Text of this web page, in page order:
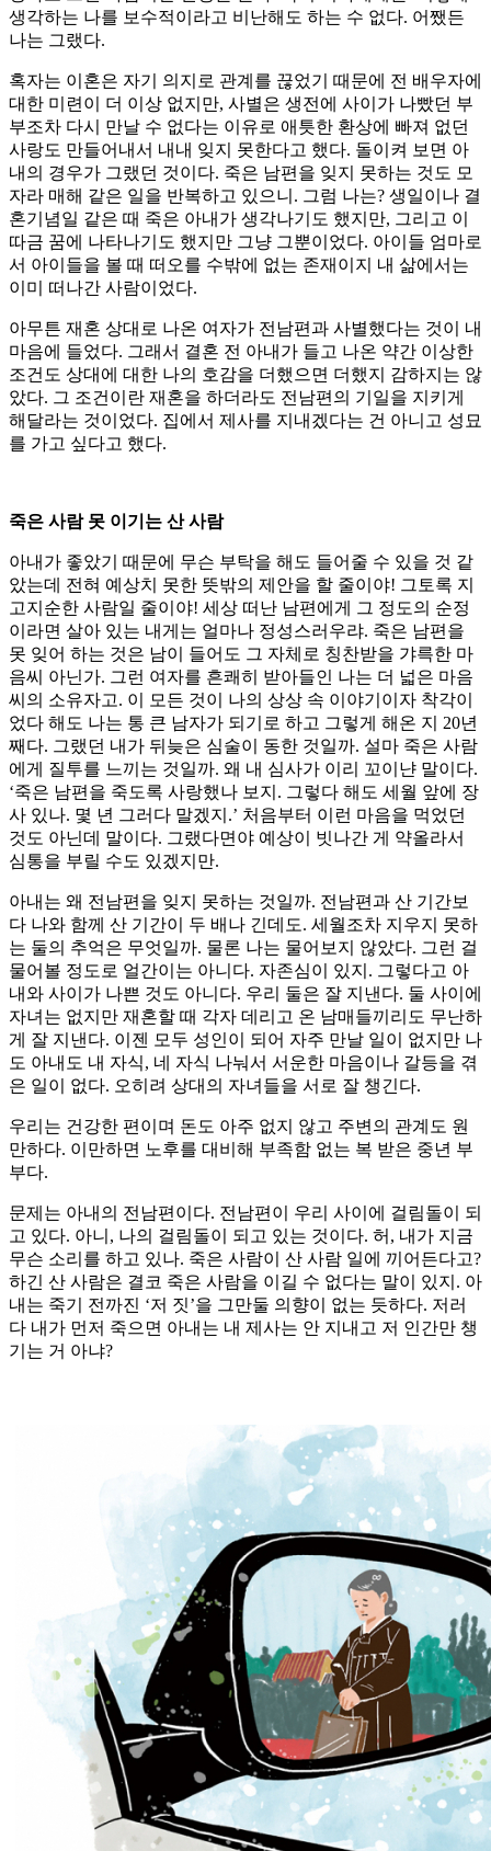
생각하는 나를 보수적이라고 비난해도 하는 수 없다. 어쨌든
나는 그랬다.
혹자는 이혼은 자기 의지로 관계를 끊었기 때문에 전 배우자에
대한 미련이 더 이상 없지만, 사별은 생전에 사이가 나빴던 부
부조차 다시 만날 수 없다는 이유로 애틋한 환상에 빠져 없던
사랑도 만들어내서 내내 잊지 못한다고 했다. 돌이켜 보면 아
내의 경우가 그랬던 것이다. 죽은 남편을 잊지 못하는 것도 모
자라 매해 같은 일을 반복하고 있으니. 그럼 나는? 생일이나 결
혼기념일 같은 때 죽은 아내가 생각나기도 했지만, 그리고 이
따금 꿈에 나타나기도 했지만 그냥 그뿐이었다. 아이들 엄마로
서 아이들을 볼 때 떠오를 수밖에 없는 존재이지 내 삶에서는
이미 떠나간 사람이었다.
아무튼 재혼 상대로 나온 여자가 전남편과 사별했다는 것이 내
마음에 들었다. 그래서 결혼 전 아내가 들고 나온 약간 이상한
조건도 상대에 대한 나의 호감을 더했으면 더했지 감하지는 않
았다. 그 조건이란 재혼을 하더라도 전남편의 기일을 지키게
해달라는 것이었다. 집에서 제사를 지내겠다는 건 아니고 성묘
를 가고 싶다고 했다.
죽은 사람 못 이기는 산 사람
아내가 좋았기 때문에 무슨 부탁을 해도 들어줄 수 있을 것 같
았는데 전혀 예상치 못한 뜻밖의 제안을 할 줄이야! 그토록 지
고지순한 사람일 줄이야! 세상 떠난 남편에게 그 정도의 순정
이라면 살아 있는 내게는 얼마나 정성스러우랴. 죽은 남편을
못 잊어 하는 것은 남이 들어도 그 자체로 칭찬받을 갸륵한 마
음씨 아닌가. 그런 여자를 흔쾌히 받아들인 나는 더 넓은 마음
씨의 소유자고. 이 모든 것이 나의 상상 속 이야기이자 착각이
었다 해도 나는 통 큰 남자가 되기로 하고 그렇게 해온 지 20년
째다. 그랬던 내가 뒤늦은 심술이 동한 것일까. 설마 죽은 사람
에게 질투를 느끼는 것일까. 왜 내 심사가 이리 꼬이냔 말이다.
‘죽은 남편을 죽도록 사랑했나 보지. 그렇다 해도 세월 앞에 장
사 있나. 몇 년 그러다 말겠지.’ 처음부터 이런 마음을 먹었던
것도 아닌데 말이다. 그랬다면야 예상이 빗나간 게 약올라서
심통을 부릴 수도 있겠지만.
아내는 왜 전남편을 잊지 못하는 것일까. 전남편과 산 기간보
다 나와 함께 산 기간이 두 배나 긴데도. 세월조차 지우지 못하
는 둘의 추억은 무엇일까. 물론 나는 물어보지 않았다. 그런 걸
물어볼 정도로 얼간이는 아니다. 자존심이 있지. 그렇다고 아
내와 사이가 나쁜 것도 아니다. 우리 둘은 잘 지낸다. 둘 사이에
자녀는 없지만 재혼할 때 각자 데리고 온 남매들끼리도 무난하
게 잘 지낸다. 이젠 모두 성인이 되어 자주 만날 일이 없지만 나
도 아내도 내 자식, 네 자식 나눠서 서운한 마음이나 갈등을 겪
은 일이 없다. 오히려 상대의 자녀들을 서로 잘 챙긴다.
우리는 건강한 편이며 돈도 아주 없지 않고 주변의 관계도 원
만하다. 이만하면 노후를 대비해 부족함 없는 복 받은 중년 부
부다.
문제는 아내의 전남편이다. 전남편이 우리 사이에 걸림돌이 되
고 있다. 아니, 나의 걸림돌이 되고 있는 것이다. 허, 내가 지금
무슨 소리를 하고 있나. 죽은 사람이 산 사람 일에 끼어든다고?
하긴 산 사람은 결코 죽은 사람을 이길 수 없다는 말이 있지. 아
내는 죽기 전까진 ‘저 짓’을 그만둘 의향이 없는 듯하다. 저러
다 내가 먼저 죽으면 아내는 내 제사는 안 지내고 저 인간만 챙
기는 거 아냐?